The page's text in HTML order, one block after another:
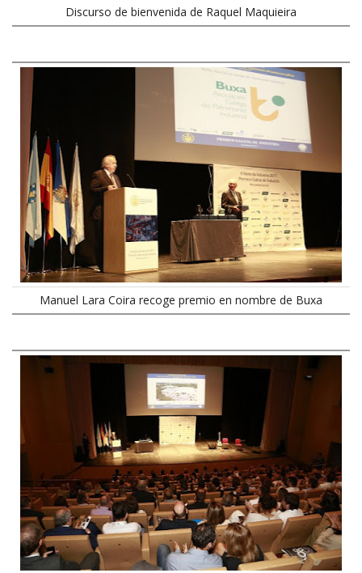
Discurso de bienvenida de Raquel Maquieira
Manuel Lara Coira recoge premio en nombre de Buxa